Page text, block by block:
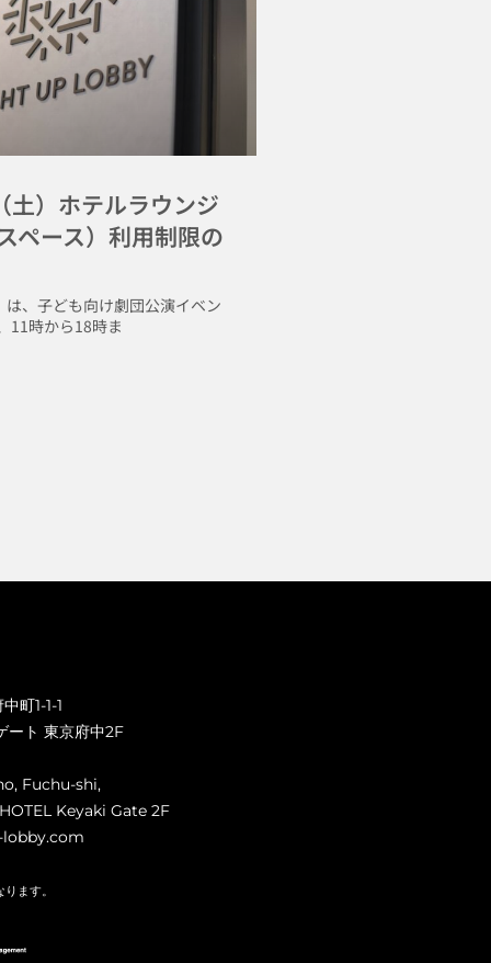
土）ホテルラウンジ
ペース）利用制限の
、子ども向け劇団公演イベン
11時から18時ま
町1-1-1
ート 東京府中2F
Fuchu-shi,
Keyaki Gate 2F
ます。